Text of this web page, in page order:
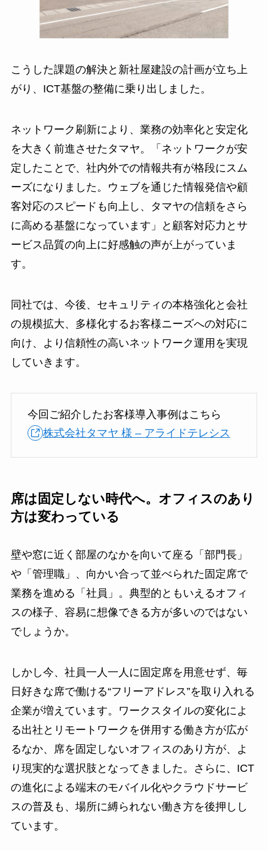
こうした課題の解決と新社屋建設の計画が立ち上
がり、ICT基盤の整備に乗り出しました。
ネットワーク刷新により、業務の効率化と安定化
を大きく前進させたタマヤ。「ネットワークが安
定したことで、社内外での情報共有が格段にスム
ーズになりました。ウェブを通じた情報発信や顧
客対応のスピードも向上し、タマヤの信頼をさら
に高める基盤になっています」と顧客対応力とサ
ービス品質の向上に好感触の声が上がっていま
す。
同社では、今後、セキュリティの本格強化と会社
の規模拡大、多様化するお客様ニーズへの対応に
向け、より信頼性の高いネットワーク運用を実現
していきます。
今回ご紹介したお客様導入事例はこちら
株式会社タマヤ 様 – アライドテレシス
席は固定しない時代へ。オフィスのあり
方は変わっている
壁や窓に近く部屋のなかを向いて座る「部門長」
や「管理職」、向かい合って並べられた固定席で
業務を進める「社員」。典型的ともいえるオフィ
スの様子、容易に想像できる方が多いのではない
でしょうか。
しかし今、社員一人一人に固定席を用意せず、毎
日好きな席で働ける“フリーアドレス”を取り入れる
企業が増えています。ワークスタイルの変化によ
る出社とリモートワークを併用する働き方が広が
るなか、席を固定しないオフィスのあり方が、よ
り現実的な選択肢となってきました。さらに、ICT
の進化による端末のモバイル化やクラウドサービ
スの普及も、場所に縛られない働き方を後押しし
ています。